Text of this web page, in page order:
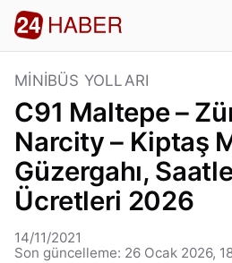
MINIBÜS YOLLARI
C91 Maltepe –
Narcity – Kiptaş
Güzergahı,
Ücretleri 2026
14/11/2021
Son güncelleme: 26 Ocak 2026,